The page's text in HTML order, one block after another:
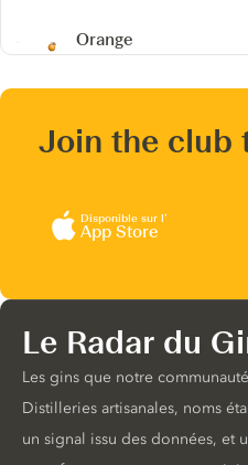
Orange
Join the club
Disponible sur l’
App Store
Le Radar du
Les gins que notre
Distilleries artisanales, noms
un signal issu des données, et